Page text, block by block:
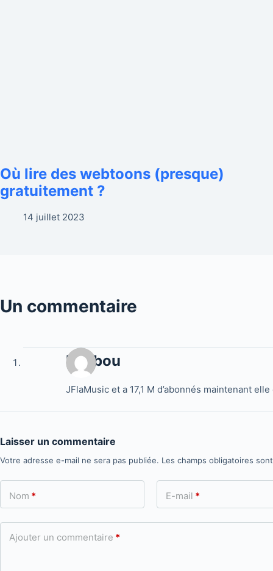
Où lire des webtoons (presque)
gratuitement ?
14 juillet 2023
Un commentaire
boubou
JFlaMusic et a 17,1 M d’abonnés maintenant
Laisser un commentaire
Votre adresse e-mail ne sera pas publiée. Les champs obligatoires
Nom * E-mail *
Ajouter un commentaire *